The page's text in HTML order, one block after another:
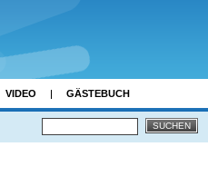
VIDEO GÄSTEBUCH